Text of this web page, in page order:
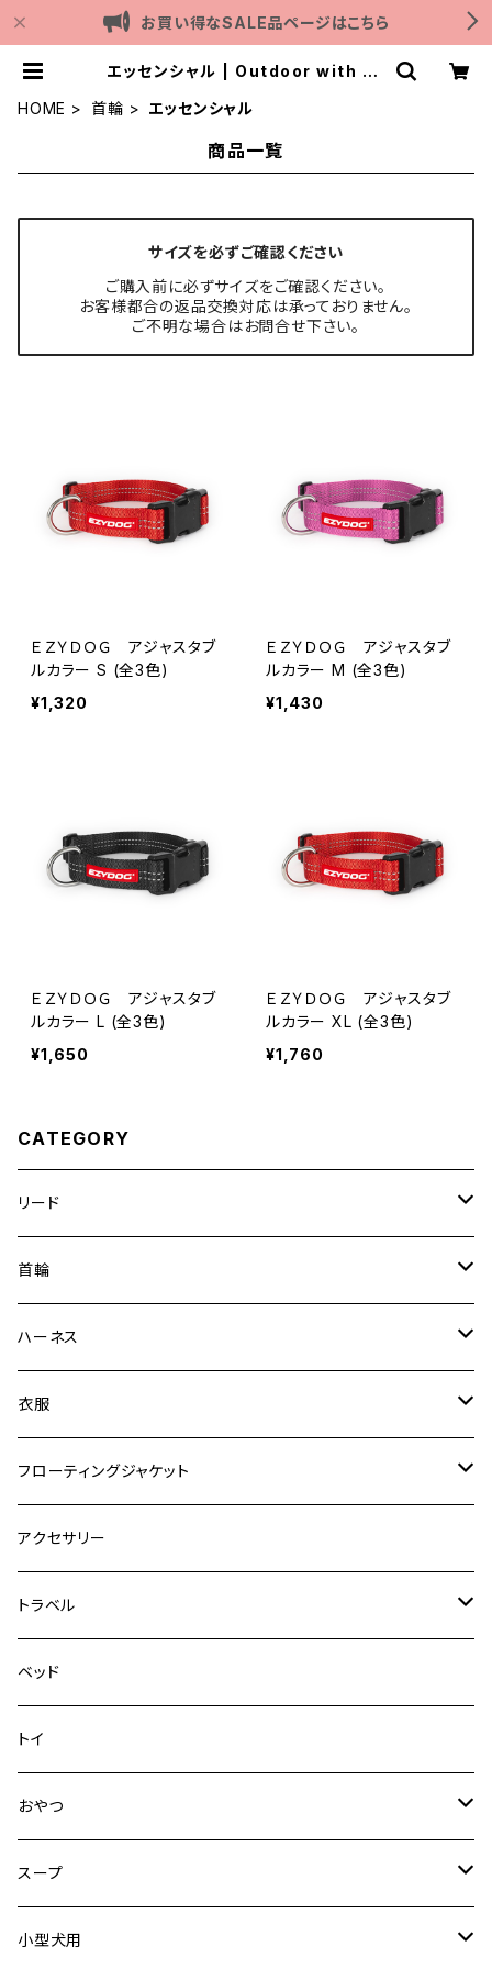
お買い得なSALE品ページはこちら
エッセンシャル | Outdoor with do
HOME
首輪 エッセンシャル
商品一覧
サイズを必ずご確認ください
ご購入前に必ずサイズをご確認ください。
お客様都合の返品交換対応は承っておりません。
ご不明な場合はお問合せ下さい。
ＥＺＹＤＯＧ アジャスタブ
ルカラー S (全3色)
¥1,320
ＥＺＹＤＯＧ アジャスタブ
ルカラー M (全3色)
¥1,430
ＥＺＹＤＯＧ アジャスタブ
ルカラー L (全3色)
¥1,650
ＥＺＹＤＯＧ アジャスタブ
ルカラー XL (全3色)
¥1,760
CATEGORY
リード
エッセンシャル
ゼロショック
ロードランナー
ヴァリオ
デニム＆コーデュロイ
その他
首輪
エッセンシャル
ネオカラー
ダブルロックカラー
デニム＆コーデュロイ
その他
ハーネス
エッセンシャル
ハーネス
クイックハーネス
メッシュフィットハーネス
デニム＆コーデュロイ
その他
衣服
ラッシュガード
フローティングジャケット
DFDブースト
アクセサリー
トラベル
ドライブハーネス
カーシートアタッチメント
クリック
ドライブシートカバー
ドライブボックス
ベッド
トイ
おやつ
犬用
猫用
スープ
犬用
小型犬用